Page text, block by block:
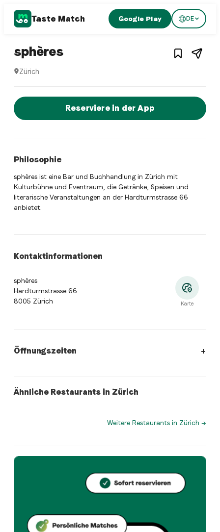
Taste Match Google Play DE
Swiss restaurant 1 3
sphères– Restaurant in Zürich,
Zürich
Jetzt sofort einen Tisch
Reserviere in der App
Philosophie
sphères ist eine Bar und Buchhandlung in Zürich mit
Kulturbühne und Eventraum, die Getränke, Speisen und
literarische Veranstaltungen an der Hardturmstrasse 66
anbietet.
Kontaktinformationen
sphères
Hardturmstrasse 66
8005 Zürich
Karte
Öffnungszeiten
Ähnliche Restaurants in Zürich
swiss
Viadukt
swiss
Minimum Flüela
sphères bietet zurich und Swiss restaurant an in
Reserviere direkt über die Taste Match App – in
Wann ist sphères geöffnet?
Die Taste Match App analysiert deinen
Weitere Restaurants in Zürich →